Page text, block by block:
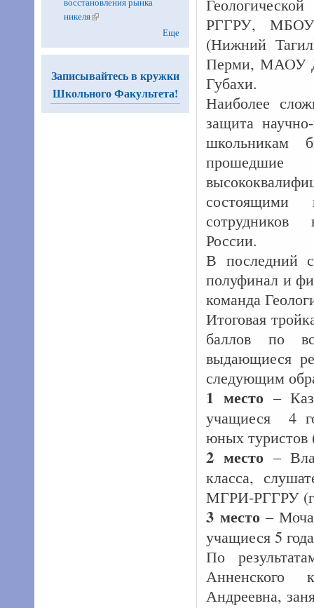
никеля(link is external)
Еще
Записывайтесь в кружки
Школьного Факультета!
РГГРУ, МБОУ
(Нижний
Перми, МАОУ
Губахи.
Наиболее
защита
школьникам
сотрудников
России.
В последний
полуфинал и
команда
Итоговая
баллов по
выдающиеся
следующим
1 место –
учащиеся 4
юных
2 место –
класса,
МГРИ-РГГРУ
3 место–
учащиеся 5
По
Анненского
Андреевна,